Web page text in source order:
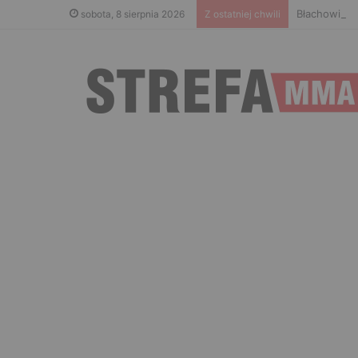
sobota, 8 sierpnia 2026 Z ostatniej chwili Błachowicz